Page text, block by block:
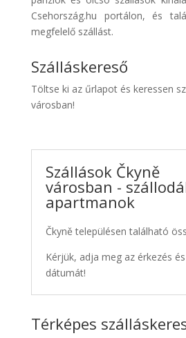
Cars
Transzfer
Kiwi
Taxi
Csehország.hu portálon, és
megfelelő szállást.
Szálláskereső
Töltse ki az űrlapot és keressen
városban!
Szállások Čkyně
városban -
apartmanok
Čkyně településen található
Kérjük, adja meg az érkezés
dátumát!
Térképes